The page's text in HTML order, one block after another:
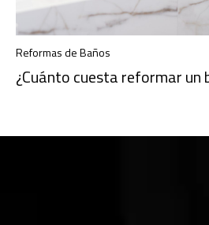
Reformas de Baños
¿Cuánto cuesta reformar un